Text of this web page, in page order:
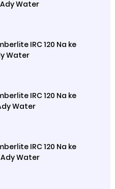
Water
IRC 120 Na ke
Water
IRC 120 Na ke
Water
IRC 120 Na ke
Water